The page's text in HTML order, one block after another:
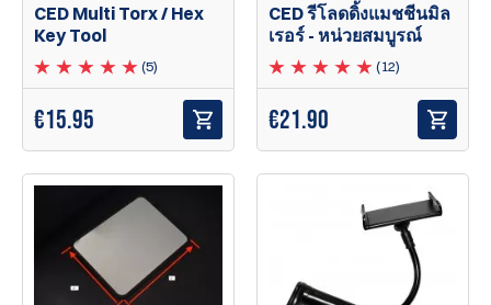
CED Multi Torx / Hex
Key Tool
(5)
€15.95
CED รีโลดดิ้งแมชชีนมิล
เรอร์ - หน่วยสมบูรณ์
(12)
€21.90